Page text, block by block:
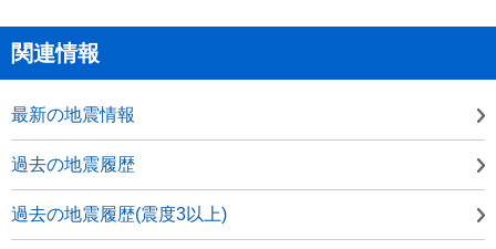
関連情報
最新の地震情報
過去の地震履歴
過去の地震履歴(震度3以上)